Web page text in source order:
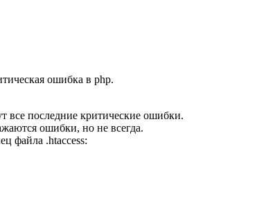
ошибка в php.
все последние критические ошибки.
ошибки, но не всегда.
файла .htaccess: